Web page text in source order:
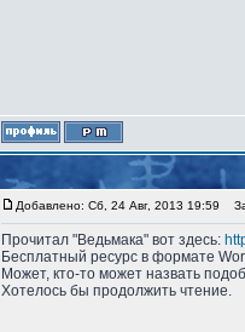
Добавлено: Сб, 24 Авг, 2013 19:59
Прочитал "Ведьмака" вот здесь:
Бесплатный ресурс в формате
Может, кто-то может назвать
Хотелось бы продолжить чтение.